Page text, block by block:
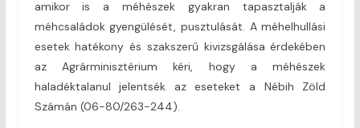
amikor is a méhészek gyakran tapasztalják a
méhcsaládok gyengülését, pusztulását. A méhelhullási
esetek hatékony és szakszerű kivizsgálása érdekében
az Agrárminisztérium kéri, hogy a méhészek
haladéktalanul jelentsék az eseteket a Nébih Zöld
Számán (06-80/263-244).